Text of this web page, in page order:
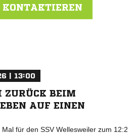
KONTAKTIEREN
| 13:00
ZURÜCK BEIM
AUF EINEN
für den SSV Wellesweiler zum 12:2